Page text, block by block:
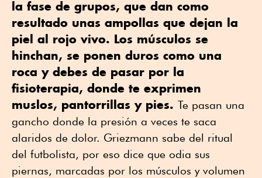
la fase de grupos, que dan como
resultado unas ampollas que dejan la
piel al rojo vivo. Los músculos se
hinchan, se ponen duros como una
roca y debes de pasar por la
fisioterapia, donde te exprimen
muslos, pantorrillas y pies. Te pasan una
gancho donde la presión a veces te saca
alaridos de dolor. Griezmann sabe del ritual
del futbolista, por eso dice que odia sus
piernas, marcadas por los músculos y volumen